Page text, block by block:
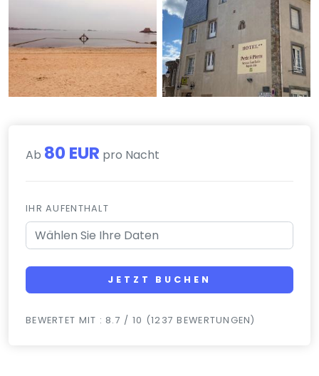
Ab 80 EUR pro Nacht
IHR AUFENTHALT
JETZT BUCHEN
BEWERTET MIT : 8.7 / 10 (1237 BEWERTUNGEN)